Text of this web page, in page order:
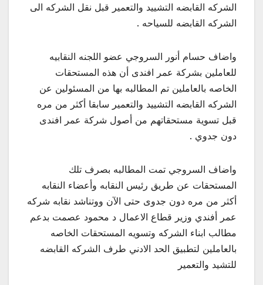
الشركه القابضه التشييد والتعمير قبل نقل الشركه الى
الشركه القابضه للسياحه .
واضاف حسام أنور السروجي عضو اللجنه النقابيه
للعاملين بشركة عمر افندى أن هذه المستحقات
الخاصه بالعاملين تم المطالبه بها من المسئولين عن
الشركه القابضه التشييد والتعمير سابقا أكثر من مره
قبل تسوية مستحقاتهم من أصول شركة عمر افندى
دون جدوي .
واضاف السروجي تمت المطالبه بصرف تلك
المستحقات عن طريق رئيس النقابه وأعضاء النقابه
أكثر من مره دون جدوى حتى الآن ووتناشد نقابه شركه
عمر أفندي وزير قطاع الاعمال د محمود عصمت بدعم
مطالب ابناء الشركه وتسويه المستحقات الخاصه
بالعاملين لتطبيق الحد الادني طرف الشركه القابضه
للتشيد والتعمير